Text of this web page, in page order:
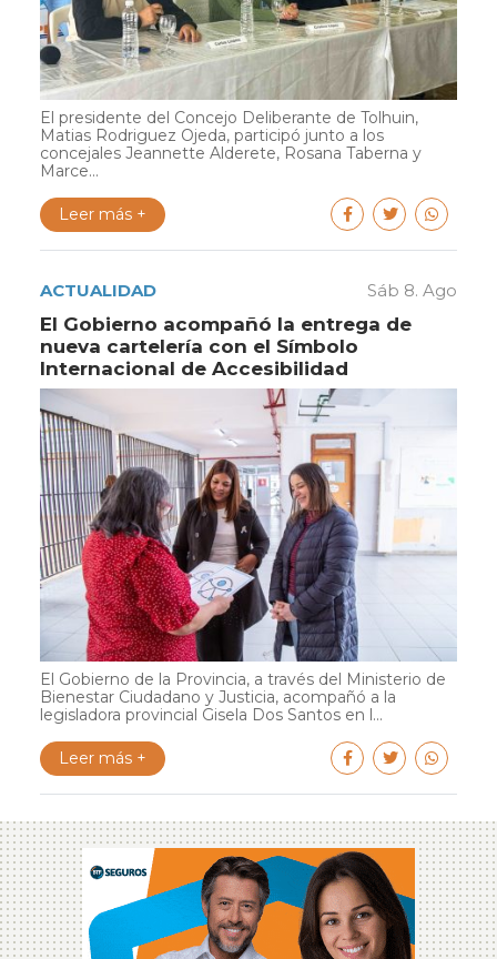
El presidente del Concejo Deliberante de Tolhuin,
Matias Rodriguez Ojeda, participó junto a los
concejales Jeannette Alderete, Rosana Taberna y
Marce...
Leer más +
ACTUALIDAD Sáb 8. Ago
El Gobierno acompañó la entrega de
nueva cartelería con el Símbolo
Internacional de Accesibilidad
El Gobierno de la Provincia, a través del Ministerio de
Bienestar Ciudadano y Justicia, acompañó a la
legisladora provincial Gisela Dos Santos en l...
Leer más +